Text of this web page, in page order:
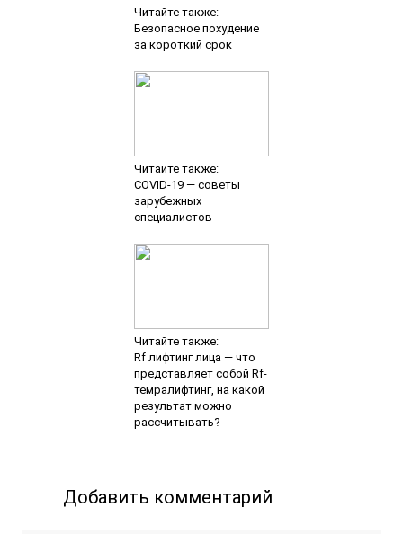
Читайте также:
Безопасное похудение
за короткий срок
Читайте также:
COVID-19 — советы
зарубежных
специалистов
Читайте также:
Rf лифтинг лица — что
представляет собой Rf-
темралифтинг, на какой
результат можно
рассчитывать?
Добавить комментарий